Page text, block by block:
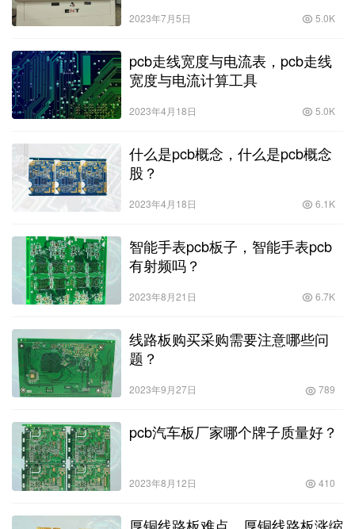
2023年7月5日 5.0K
pcb走线宽度与电流表，pcb走线
宽度与电流计算工具
2023年4月18日 5.0K
什么是pcb概念，什么是pcb概念
股？
2023年4月18日 6.1K
智能手表pcb板子，智能手表pcb
有射频吗？
2023年8月21日 6.7K
线路板购买采购需要注意哪些问
题？
2023年9月27日 789
pcb汽车板厂家哪个牌子质量好？
2023年8月12日 410
厚铜线路板难点，厚铜线路板涨缩